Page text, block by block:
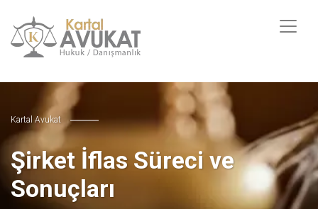
Kartal Avukat
Şirket İflas Süreci ve
Sonuçları